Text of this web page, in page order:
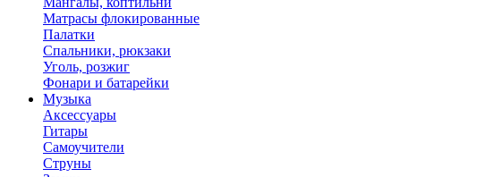
Матрасы флокированные
Палатки
Спальники, рюкзаки
Уголь, розжиг
Фонари и батарейки
Музыка
Аксессуары
Гитары
Самоучители
Струны